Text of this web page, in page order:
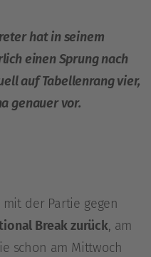
hat in seinem
einen Sprung nach
auf Tabellenrang vier,
genauer vor.
der Partie gegen
Break zurück, am
schon am Mittwoch